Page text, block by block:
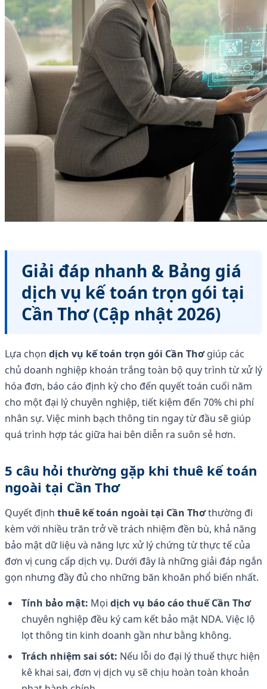
Giải đáp nhanh & Bảng giá
dịch vụ kế toán trọn gói tại
Cần Thơ (Cập nhật 2026)
Lựa chọn dịch vụ kế toán trọn gói Cần Thơgiúp các
chủ doanh nghiệp khoán trắng toàn bộ quy trình từ xử lý
hóa đơn, báo cáo định kỳ cho đến quyết toán cuối năm
cho một đại lý chuyên nghiệp, tiết kiệm đến 70% chi phí
nhân sự. Việc minh bạch thông tin ngay từ đầu sẽ giúp
quá trình hợp tác giữa hai bên diễn ra suôn sẻ hơn.
5 câu hỏi thường gặp khi thuê kế toán
ngoài tại Cần Thơ
Quyết định thuê kế toán ngoài tại Cần Thơthường đi
kèm với nhiều trăn trở về trách nhiệm đền bù, khả năng
bảo mật dữ liệu và năng lực xử lý chứng từ thực tế của
đơn vị cung cấp dịch vụ. Dưới đây là những giải đáp ngắn
gọn nhưng đầy đủ cho những băn khoăn phổ biến nhất.
Tính bảo mật: Mọi dịch vụ báo cáo thuế Cần Thơ
chuyên nghiệp đều ký cam kết bảo mật NDA. Việc lộ
lọt thông tin kinh doanh gần như bằng không.
Trách nhiệm sai sót: Nếu lỗi do đại lý thuế thực hiện
kê khai sai, đơn vị dịch vụ sẽ chịu hoàn toàn khoản